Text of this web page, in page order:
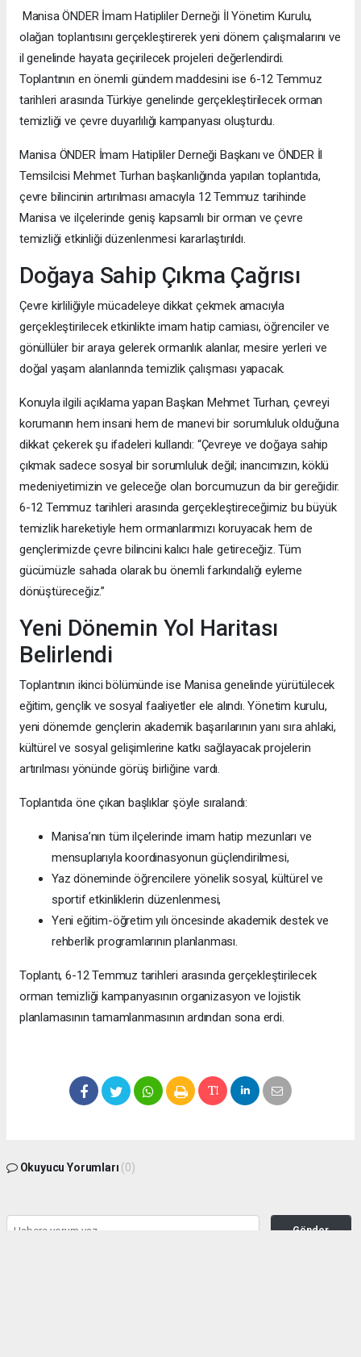
Manisa ÖNDER İmam Hatipliler Derneği İl Yönetim Kurulu,
olağan toplantısını gerçekleştirerek yeni dönem çalışmalarını ve
il genelinde hayata geçirilecek projeleri değerlendirdi.
Toplantının en önemli gündem maddesini ise 6-12 Temmuz
tarihleri arasında Türkiye genelinde gerçekleştirilecek orman
temizliği ve çevre duyarlılığı kampanyası oluşturdu.
Manisa ÖNDER İmam Hatipliler Derneği Başkanı ve ÖNDER İl
Temsilcisi Mehmet Turhan başkanlığında yapılan toplantıda,
çevre bilincinin artırılması amacıyla 12 Temmuz tarihinde
Manisa ve ilçelerinde geniş kapsamlı bir orman ve çevre
temizliği etkinliği düzenlenmesi kararlaştırıldı.
Doğaya Sahip Çıkma Çağrısı
Çevre kirliliğiyle mücadeleye dikkat çekmek amacıyla
gerçekleştirilecek etkinlikte imam hatip camiası, öğrenciler ve
gönüllüler bir araya gelerek ormanlık alanlar, mesire yerleri ve
doğal yaşam alanlarında temizlik çalışması yapacak.
Konuyla ilgili açıklama yapan Başkan Mehmet Turhan, çevreyi
korumanın hem insani hem de manevi bir sorumluluk olduğuna
dikkat çekerek şu ifadeleri kullandı: “Çevreye ve doğaya sahip
çıkmak sadece sosyal bir sorumluluk değil; inancımızın, köklü
medeniyetimizin ve geleceğe olan borcumuzun da bir gereğidir.
6-12 Temmuz tarihleri arasında gerçekleştireceğimiz bu büyük
temizlik hareketiyle hem ormanlarımızı koruyacak hem de
gençlerimizde çevre bilincini kalıcı hale getireceğiz. Tüm
gücümüzle sahada olarak bu önemli farkındalığı eyleme
dönüştüreceğiz.”
Yeni Dönemin Yol Haritası
Belirlendi
Toplantının ikinci bölümünde ise Manisa genelinde yürütülecek
eğitim, gençlik ve sosyal faaliyetler ele alındı. Yönetim kurulu,
yeni dönemde gençlerin akademik başarılarının yanı sıra ahlaki,
kültürel ve sosyal gelişimlerine katkı sağlayacak projelerin
artırılması yönünde görüş birliğine vardı.
Toplantıda öne çıkan başlıklar şöyle sıralandı:
Manisa’nın tüm ilçelerinde imam hatip mezunları ve
mensuplarıyla koordinasyonun güçlendirilmesi,
Yaz döneminde öğrencilere yönelik sosyal, kültürel ve
sportif etkinliklerin düzenlenmesi,
Yeni eğitim-öğretim yılı öncesinde akademik destek ve
rehberlik programlarının planlanması.
Toplantı, 6-12 Temmuz tarihleri arasında gerçekleştirilecek
orman temizliği kampanyasının organizasyon ve lojistik
planlamasının tamamlanmasının ardından sona erdi.
Okuyucu Yorumları (0)
Gönder